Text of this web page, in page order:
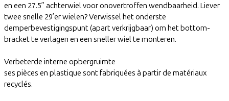
en een 27.5” achterwiel voor onovertroffen wendbaarheid. Liever
twee snelle 29’er wielen? Verwissel het onderste
demperbevestigingspunt (apart verkrijgbaar) om het bottom-
bracket te verlagen en een sneller wiel te monteren.
Verbeterde interne opbergruimte
ses pièces en plastique sont fabriquées à partir de matériaux
recyclés.